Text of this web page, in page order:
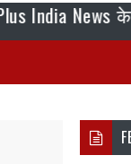
News के शहर